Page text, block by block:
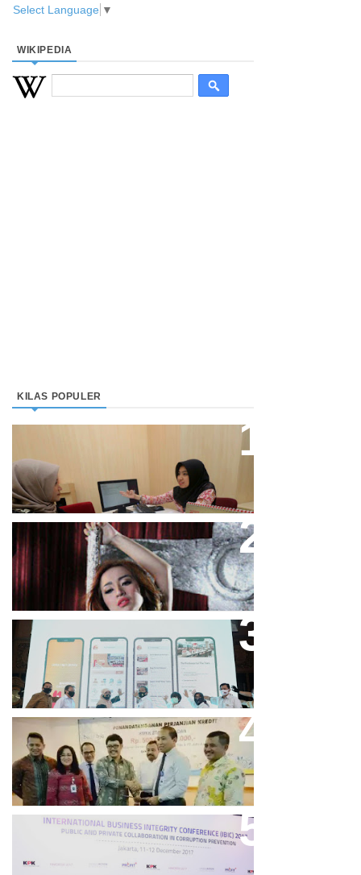
Select Language ▼
WIKIPEDIA
KILAS POPULER
Keuangan Syariah Di Indonesia
Meningkat
Cupi Cupita Luncurkan Single
“Yo Uwis”
Bandung Great Sale 2020 Go
Online Resmi Dimulai
Bank Bjb Fasilitasi Kredit Modal
Kerja Konstruksi PT Adhi Karya
Keren, Bank BJB Kantongi
Puluhan Penghargaan Sepanjang
2017